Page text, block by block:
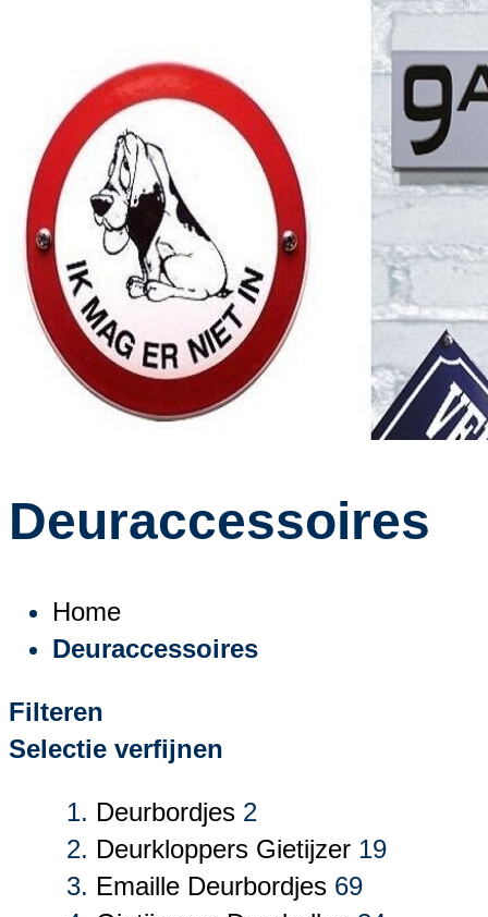
Deuraccessoires
Home
Deuraccessoires
Filteren
Selectie verfijnen
Deurbordjes 2
Deurkloppers Gietijzer 19
Emaille Deurbordjes 69